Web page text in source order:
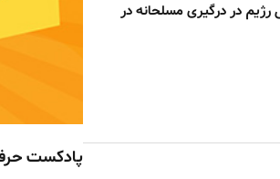
رژیم در درگیری مسلحانه در
پادکست